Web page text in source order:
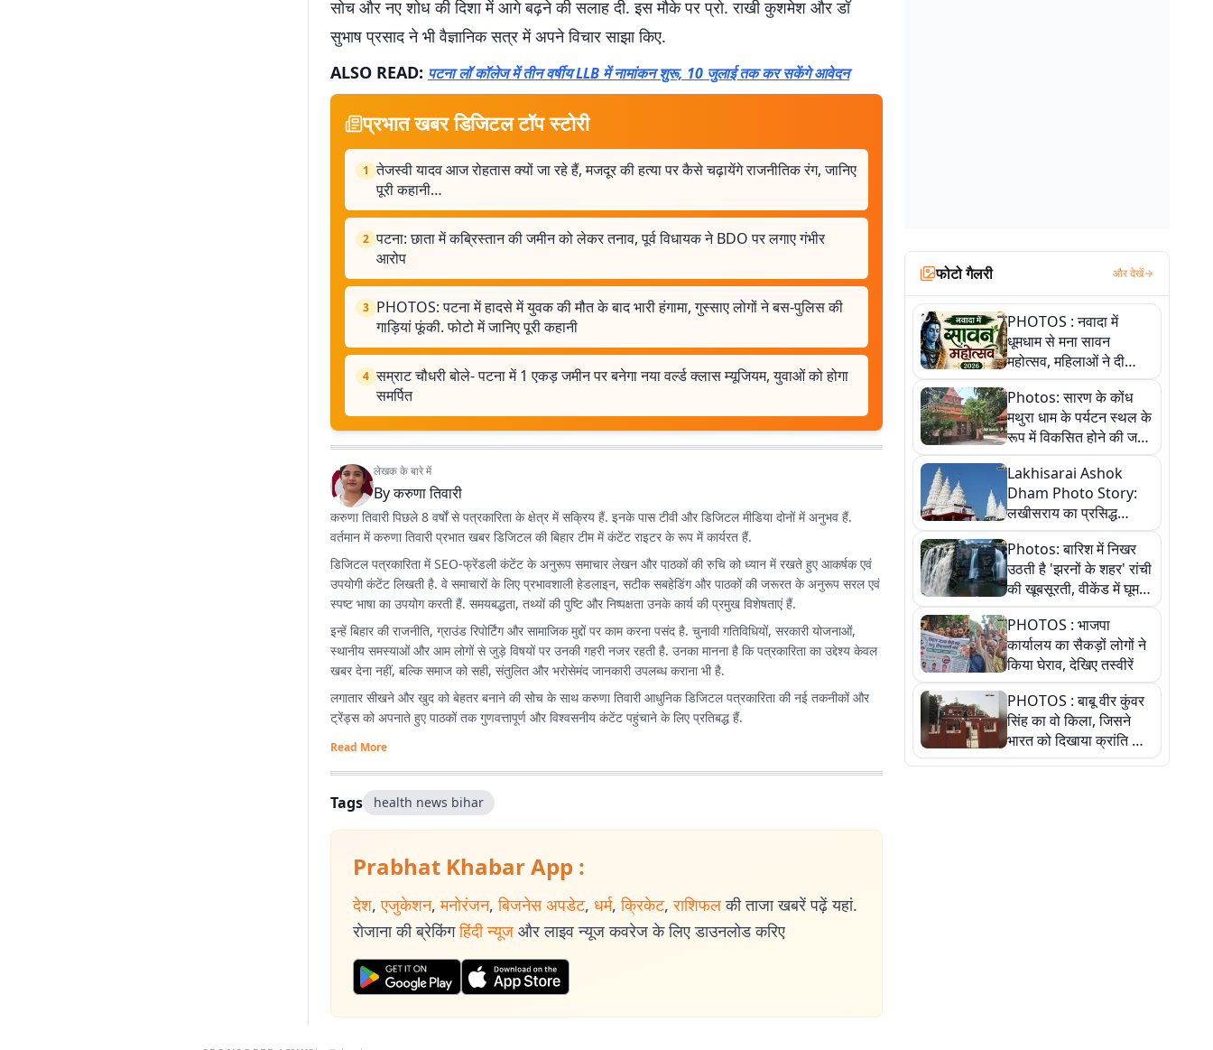
सोच और नए शोध की दिशा में आगे बढ़ने की सलाह दी. इस मौके पर प्रो. राखी कुशमेश और डॉ
सुभाष प्रसाद ने भी वैज्ञानिक सत्र में अपने विचार साझा किए.
ALSO READ: पटना लॉ कॉलेज में तीन वर्षीय LLB में नामांकन शुरू, 10 जुलाई तक कर सकेंगे आवेदन
प्रभात खबर डिजिटल टॉप स्टोरी
1 तेजस्वी यादव आज रोहतास क्यों जा रहे हैं, मजदूर की हत्या पर कैसे चढ़ायेंगे राजनीतिक रंग, जानिए
पूरी कहानी…
2 पटना: छाता में कब्रिस्तान की जमीन को लेकर तनाव, पूर्व विधायक ने BDO पर लगाए गंभीर
आरोप
3 PHOTOS: पटना में हादसे में युवक की मौत के बाद भारी हंगामा, गुस्साए लोगों ने बस-पुलिस की
गाड़ियां फूंकी. फोटो में जानिए पूरी कहानी
4 सम्राट चौधरी बोले- पटना में 1 एकड़ जमीन पर बनेगा नया वर्ल्ड क्लास म्यूजियम, युवाओं को होगा
समर्पित
लेखक के बारे में
Byकरुणा तिवारी
करुणा तिवारी पिछले 8 वर्षों से पत्रकारिता के क्षेत्र में सक्रिय हैं. इनके पास टीवी और डिजिटल मीडिया दोनों में अनुभव हैं.
वर्तमान में करुणा तिवारी प्रभात खबर डिजिटल की बिहार टीम में कंटेंट राइटर के रूप में कार्यरत हैं.
डिजिटल पत्रकारिता में SEO-फ्रेंडली कंटेंट के अनुरूप समाचार लेखन और पाठकों की रुचि को ध्यान में रखते हुए आकर्षक एवं
उपयोगी कंटेंट लिखती है. वे समाचारों के लिए प्रभावशाली हेडलाइन, सटीक सबहेडिंग और पाठकों की जरूरत के अनुरूप सरल एवं
स्पष्ट भाषा का उपयोग करती हैं. समयबद्धता, तथ्यों की पुष्टि और निष्पक्षता उनके कार्य की प्रमुख विशेषताएं हैं.
इन्हें बिहार की राजनीति, ग्राउंड रिपोर्टिंग और सामाजिक मुद्दों पर काम करना पसंद है. चुनावी गतिविधियों, सरकारी योजनाओं,
स्थानीय समस्याओं और आम लोगों से जुड़े विषयों पर उनकी गहरी नजर रहती है. उनका मानना है कि पत्रकारिता का उद्देश्य केवल
खबर देना नहीं, बल्कि समाज को सही, संतुलित और भरोसेमंद जानकारी उपलब्ध कराना भी है.
लगातार सीखने और खुद को बेहतर बनाने की सोच के साथ करुणा तिवारी आधुनिक डिजिटल पत्रकारिता की नई तकनीकों और
ट्रेंड्स को अपनाते हुए पाठकों तक गुणवत्तापूर्ण और विश्वसनीय कंटेंट पहुंचाने के लिए प्रतिबद्ध हैं.
Read More
Tags health news bihar
Prabhat Khabar App :
देश, एजुकेशन, मनोरंजन, बिजनेस अपडेट, धर्म, क्रिकेट, राशिफल की ताजा खबरें पढ़ें यहां.
रोजाना की ब्रेकिंग हिंदी न्यूज और लाइव न्यूज कवरेज के लिए डाउनलोड करिए
फोटो गैलरी और देखें
PHOTOS : नवादा में
धूमधाम से मना सावन
महोत्सव, महिलाओं ने दी
सांस्कृतिक प्रस्तुतियां
Photos: सारण के कोंध
मथुरा धाम के पर्यटन स्थल के
रूप में विकसित होने की जगी
आस, 9 तस्वीरों में देखें पूरी
कहानी
Lakhisarai Ashok
Dham Photo Story:
लखीसराय का प्रसिद्ध
अशोक धाम—आस्था,
श्रृंगार, अनुष्ठान और
अलौकिक संध्या आरती के
विहंगम दृश्य
Photos: बारिश में निखर
उठती है 'झरनों के शहर' रांची
की खूबसूरती, वीकेंड में घूम
आएं ये 5 वादियां
PHOTOS : भाजपा
कार्यालय का सैकड़ों लोगों ने
किया घेराव, देखिए तस्वीरें
PHOTOS : बाबू वीर कुंवर
सिंह का वो किला, जिसने
भारत को दिखाया क्रांति का
रास्ता: तस्वीरों में देखिए